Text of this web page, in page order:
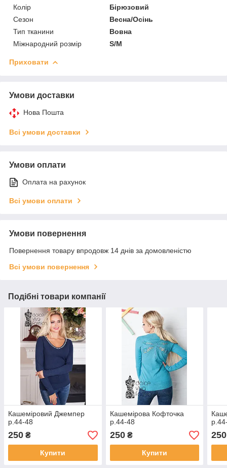
Колір
Бірюзовий
Сезон
Весна/Осінь
Тип тканини
Вовна
Міжнародний розмір
S/M
Приховати
Умови доставки
Нова Пошта
Всі умови доставки
Умови оплати
Оплата на рахунок
Всі умови оплати
Умови повернення
Повернення товару впродовж 14 днів за домовленістю
Всі умови повернення
Подібні товари компанії
Кашеміровий Джемпер
р.44-48
250 ₴
Купити
Кашемірова Кофточка
р.44-48
250₴
Купити
250